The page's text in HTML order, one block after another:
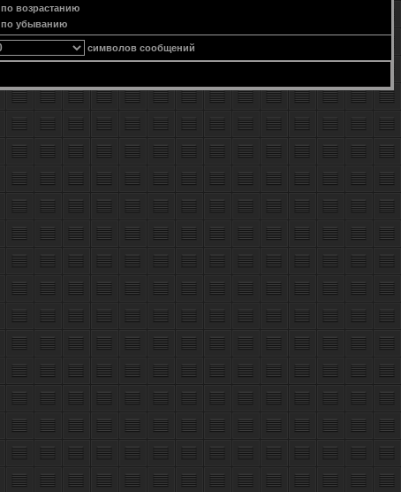
по возрастанию
по убыванию
символов сообщений